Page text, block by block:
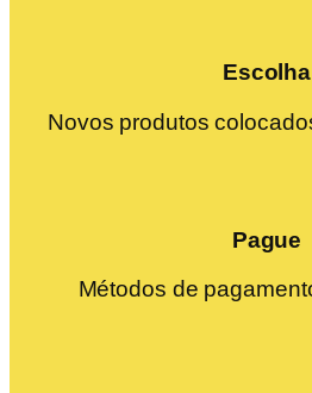
Escolha
Novos produtos
Pague
Métodos de